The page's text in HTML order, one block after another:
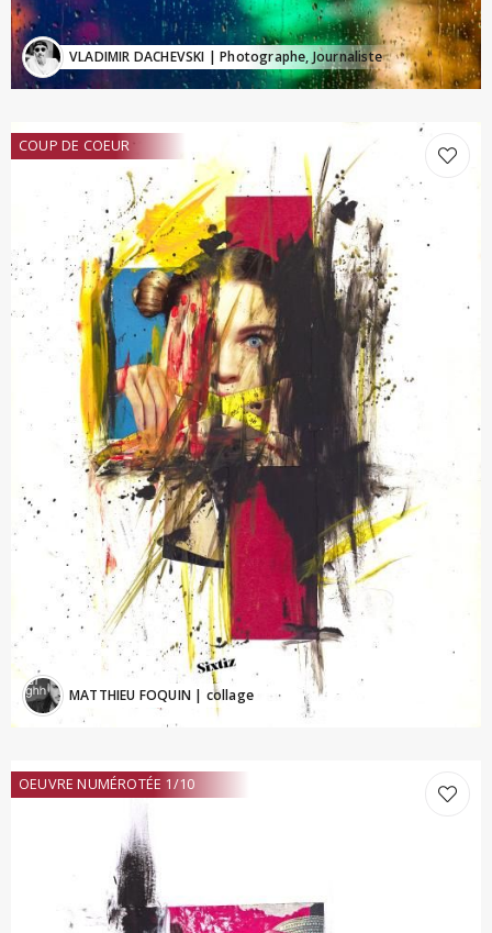
VLADIMIR DACHEVSKI | Photographe, Journaliste
COUP DE COEUR
MATTHIEU FOQUIN | collage
OEUVRE NUMÉROTÉE 1/10